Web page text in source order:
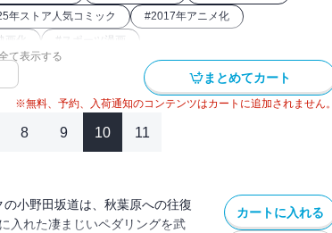
年ストア人気コミック #2017年アニメ化
画化 # スポーツ漫画
て表示する
まとめてカート
※無料、予約、入荷通知のコンテンツはカートに追加されません。
8 9 10 11
小野田坂道は、秋葉原への往復
入れた凄まじいペダリングを武
カートに入れる